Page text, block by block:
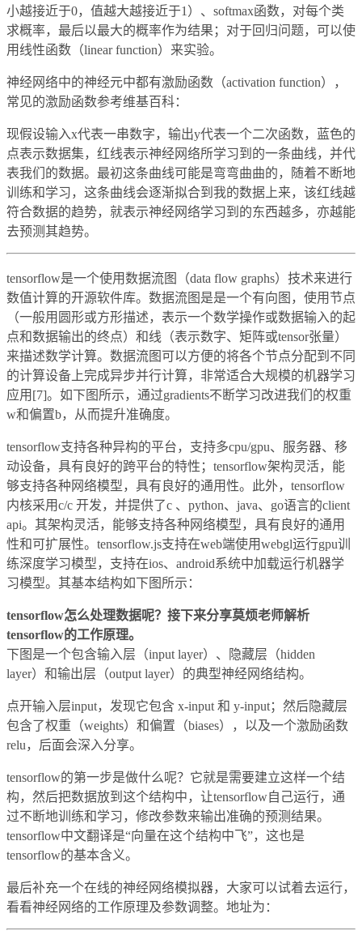
小越接近于0，值越大越接近于1）、softmax函数，对每个类
求概率，最后以最大的概率作为结果；对于回归问题，可以使
用线性函数（linear function）来实验。
神经网络中的神经元中都有激励函数（activation function），
常见的激励函数参考维基百科：
现假设输入x代表一串数字，输出y代表一个二次函数，蓝色的
点表示数据集，红线表示神经网络所学习到的一条曲线，并代
表我们的数据。最初这条曲线可能是弯弯曲曲的，随着不断地
训练和学习，这条曲线会逐渐拟合到我的数据上来，该红线越
符合数据的趋势，就表示神经网络学习到的东西越多，亦越能
去预测其趋势。
tensorflow是一个使用数据流图（data flow graphs）技术来进行
数值计算的开源软件库。数据流图是是一个有向图，使用节点
（一般用圆形或方形描述，表示一个数学操作或数据输入的起
点和数据输出的终点）和线（表示数字、矩阵或tensor张量）
来描述数学计算。数据流图可以方便的将各个节点分配到不同
的计算设备上完成异步并行计算，非常适合大规模的机器学习
应用[7]。如下图所示，通过gradients不断学习改进我们的权重
w和偏置b，从而提升准确度。
tensorflow支持各种异构的平台，支持多cpu/gpu、服务器、移
动设备，具有良好的跨平台的特性；tensorflow架构灵活，能
够支持各种网络模型，具有良好的通用性。此外，tensorflow
内核采用c/c 开发，并提供了c 、python、java、go语言的client
api。其架构灵活，能够支持各种网络模型，具有良好的通用
性和可扩展性。tensorflow.js支持在web端使用webgl运行gpu训
练深度学习模型，支持在ios、android系统中加载运行机器学
习模型。其基本结构如下图所示：
tensorflow怎么处理数据呢？接下来分享莫烦老师解析
tensorflow的工作原理。
下图是一个包含输入层（input layer）、隐藏层（hidden
layer）和输出层（output layer）的典型神经网络结构。
点开输入层input，发现它包含 x-input 和 y-input；然后隐藏层
包含了权重（weights）和偏置（biases），以及一个激励函数
relu，后面会深入分享。
tensorflow的第一步是做什么呢？它就是需要建立这样一个结
构，然后把数据放到这个结构中，让tensorflow自己运行，通
过不断地训练和学习，修改参数来输出准确的预测结果。
tensorflow中文翻译是“向量在这个结构中飞”，这也是
tensorflow的基本含义。
最后补充一个在线的神经网络模拟器，大家可以试着去运行，
看看神经网络的工作原理及参数调整。地址为：